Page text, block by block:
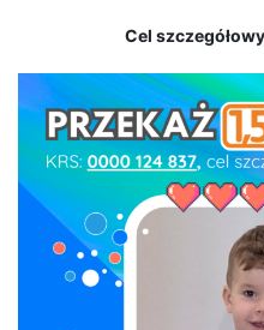
Cel